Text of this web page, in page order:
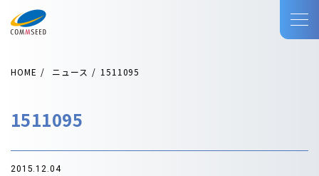
HOME ニュース 1511095
1511095
2015.12.04